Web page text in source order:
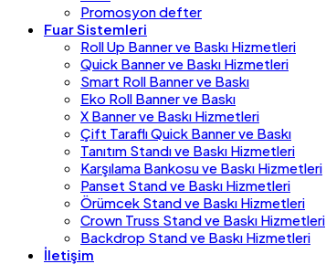
Promosyon defter
Fuar Sistemleri
Roll Up Banner ve Baskı Hizmetleri
Quick Banner ve Baskı Hizmetleri
Smart Roll Banner ve Baskı
Eko Roll Banner ve Baskı
X Banner ve Baskı Hizmetleri
Çift Taraflı Quick Banner ve Baskı
Tanıtım Standı ve Baskı Hizmetleri
Karşılama Bankosu ve Baskı Hizmetleri
Panset Stand ve Baskı Hizmetleri
Örümcek Stand ve Baskı Hizmetleri
Crown Truss Stand ve Baskı Hizmetleri
Backdrop Stand ve Baskı Hizmetleri
İletişim